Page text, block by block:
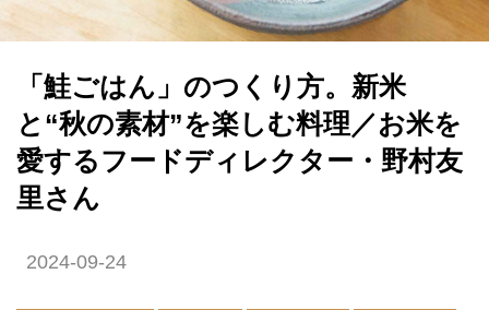
「鮭ごはん」のつくり方。新米
と“秋の素材”を楽しむ料理／お米を
愛するフードディレクター・野村友
里さん
2024-09-24